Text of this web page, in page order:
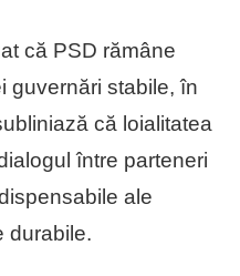
că PSD rămâne
guvernări stabile, în
că loialitatea
între parteneri
ale
durabile.